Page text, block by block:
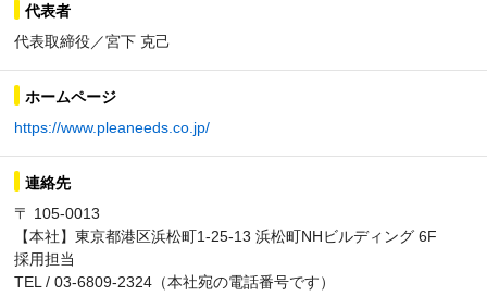
代表者
代表取締役／宮下 克己
ホームページ
https://www.pleaneeds.co.jp/
連絡先
〒 105-0013
【本社】東京都港区浜松町1-25-13 浜松町NHビルディング 6F
採用担当
TEL / 03-6809-2324（本社宛の電話番号です）